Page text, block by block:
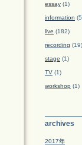
essay (1)
information
live (182)
recording (19)
stage (1)
TV (1)
workshop (1)
archives
2017年